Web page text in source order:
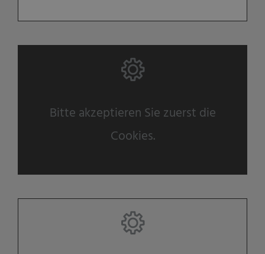
Bitte akzeptieren Sie zuerst die
Cookies.